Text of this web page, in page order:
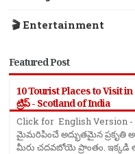
🎬 Entertainment
Featured Post
10 Tourist Places to Visit in
ట్రిప్ - Scotland of India
Click for English Version -
మైమరిపించే అద్భుతమైన ప్రకృతి
మీరు చదవబోయె ప్రాంతం. ఇక్కడి